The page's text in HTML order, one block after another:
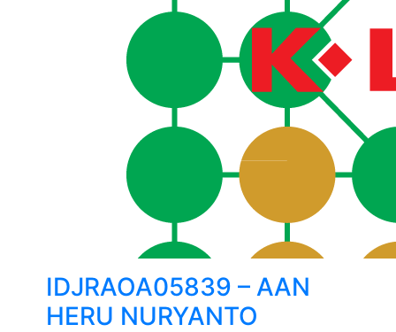
IDJRAOA05839 – AAN
HERU NURYANTO